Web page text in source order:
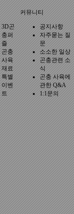
3D곤
충퍼
즐
곤충
사육
재료
특별
이벤
트
커뮤니티
공지사항
자주묻는 질
문
소소한 일상
곤충관련 소
식
곤충 사육에
관한 Q&A
1:1문의